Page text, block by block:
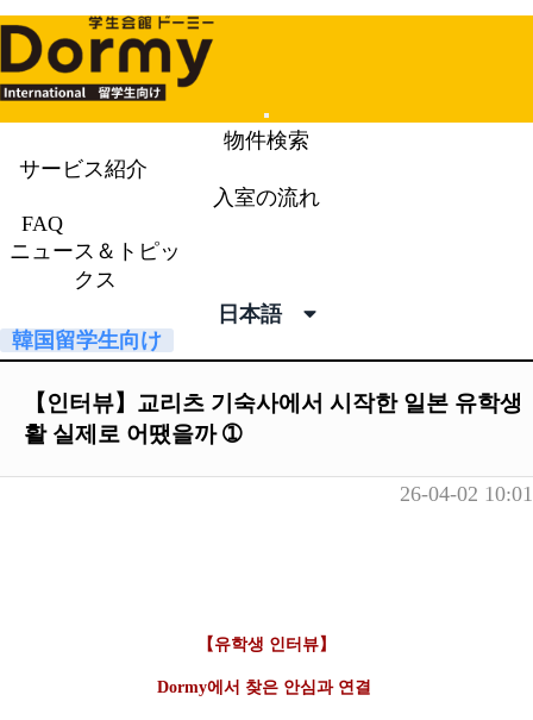
Mobile
Menu
物件検索
サービス紹介
入室の流れ
FAQ
ニュース＆トピッ
クス
日本語
ニュース＆トピックス
韓国留学生向け
【인터뷰】교리츠 기숙사에서 시작한 일본 유학생
활 실제로 어땠을까 ➀
26-04-02 10:01
【유학생 인터뷰】
Dormy에서 찾은 안심과 연결